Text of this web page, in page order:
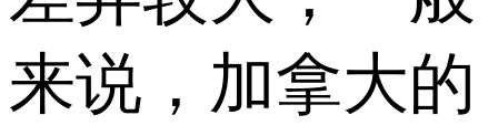
来说，加拿大的